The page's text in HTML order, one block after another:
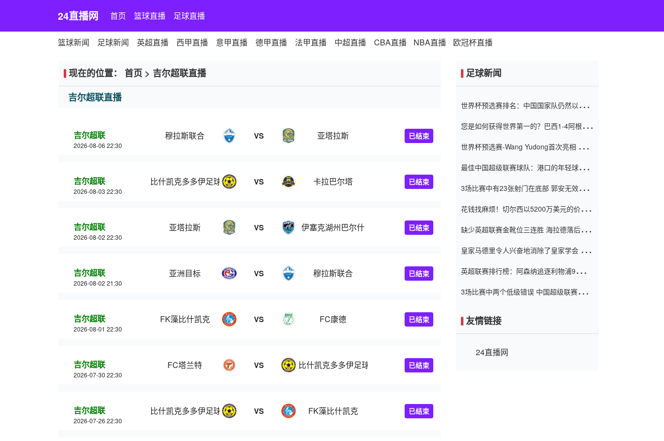
24直播网 首页 篮球直播 足球直播
篮球新闻 足球新闻 英超直播 西甲直播 意甲直播 德甲直播 法甲直播 中超直播 CBA直播 NBA直播 欧冠杯直播
现在的位置： 首页 > 吉尔超联直播
吉尔超联直播
吉尔超联
2026-08-06 22:30
穆拉斯联合 VS 亚塔拉斯 已结束
吉尔超联
2026-08-03 22:30
比什凯克多多伊足球会 VS 卡拉巴尔塔 已结束
吉尔超联
2026-08-02 22:30
亚塔拉斯 VS 伊塞克湖州巴尔什 已结束
吉尔超联
2026-08-02 21:30
亚洲目标 VS 穆拉斯联合 已结束
吉尔超联
2026-08-01 22:30
FK藻比什凯克 VS FC康德 已结束
吉尔超联
2026-07-30 22:30
FC塔兰特 VS 比什凯克多多伊足球会 已结束
吉尔超联
2026-07-26 22:30
比什凯克多多伊足球会 VS FK藻比什凯克 已结束
足球新闻
世界杯预选赛排名：中国国家队仍然以6分
您是如何获得世界第一的？巴西1-4阿根
世界杯预选赛-Wang Yudong首次亮相 中国
最佳中国超级联赛球队：港口的年轻球员在
（Taishan）
3场比赛中有23张射门在底部 郭安无效传球
花钱找麻烦！切尔西以5200万美元的价格
窗口
缺少英超联赛金靴位三连胜 海拉德落后6球
皇家马德里令人兴奋地消除了皇家学会 安
英超联赛排行榜：阿森纳追逐利物浦9分 曼
3场比赛中两个低级错误 中国超级联赛的前
友情链接
24直播网